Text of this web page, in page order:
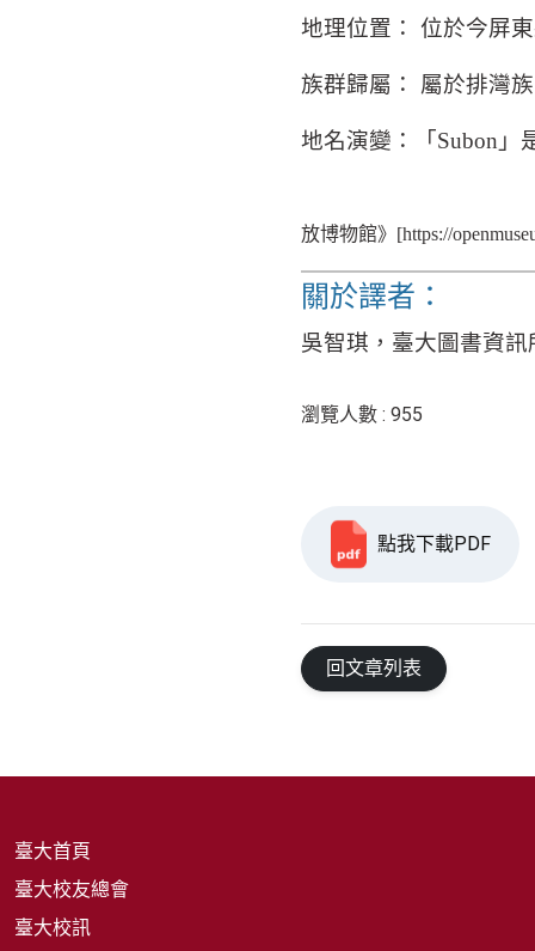
地理位置： 位於今屏
族群歸屬： 屬於排灣
地名演變：「Subon」
放博物館》[https://
關於譯者：
吳智琪，臺大圖書資
瀏覽人數 : 955
點我下載PDF
回文章列表
臺大首頁
臺大校友總會
臺大校訊